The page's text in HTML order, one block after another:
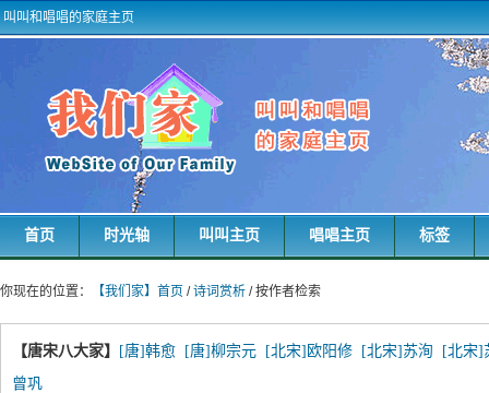
叫叫和唱唱的家庭主页
首页 时光轴 叫叫主页 唱唱主页 标签
你现在的位置： 【我们家】首页 /诗词赏析 / 按作者检索
【唐宋八大家】 [唐]韩愈 [唐]柳宗元 [北宋]欧阳修 [北宋]苏洵
[北宋]
曾巩